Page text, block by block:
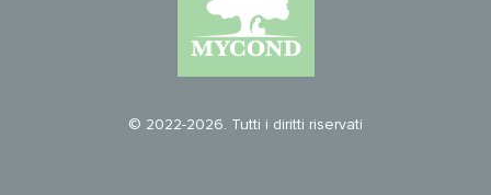
© 2022-2026. Tutti i diritti riservati